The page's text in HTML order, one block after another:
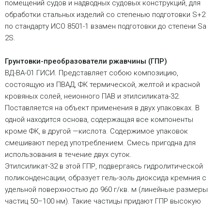
помещений судов и надводных судовых конструкций, для
обработки стальных изделий со степенью подготовки S+2
по стандарту ИСО 8501-1 взамен подготовки до степени Sa
2Ѕ.
Грунтовки-преобразователи ржавчины (ГПР)
ВД-ВА-01 ГИСИ. Представляет собою композицию,
состоящую из ПВАД, ФК термической, желтой и красной
кровяных солей, неионного ПАВ и этилсиликата-32.
Поставляется на объект применения в двух упаковках. В
одной находится основа, содержащая все компоненты
кроме ФК, в другой —кислота. Содержимое упаковок
смешивают перед употреблением. Смесь пригодна для
использования в течение двух суток.
Этилсиликат-32 в этой ГПР, подвергаясь гидролитической
поликонденсации, образует гель-золь диоксида кремния с
удельной поверхностью до 960 г/кв. м (линейные размеры
частиц 50–100 нм). Такие частицы придают ГПР высокую